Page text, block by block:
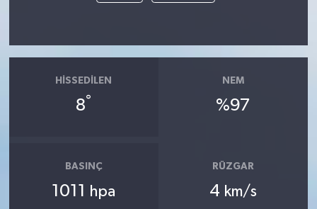
HISSEDILEN
8°
NEM
%97
BASINÇ
1011 hpa
RÜZGAR
4 km/s